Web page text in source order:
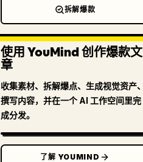
拆解爆款
使用 YouMind 创作爆款文
章
收集素材、拆解爆点、生成视觉资产、
撰写内容，并在一个 AI 工作空间里完
成分发。
了解 YOUMIND